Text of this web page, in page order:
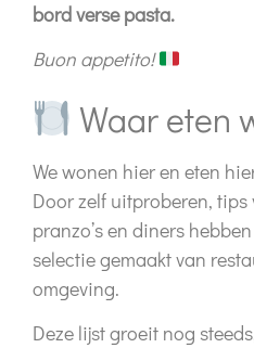
bord verse pasta.
Buon appetito!
Waar eten
We wonen hier en eten
Door zelf uitproberen, tips
pranzo’s en diners
selectie gemaakt van
omgeving.
Deze lijst groeit nog